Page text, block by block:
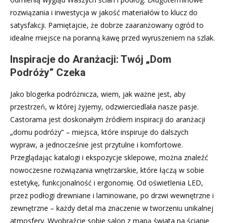
rozwiązania i inwestycja w jakość materiałów to klucz do
satysfakcji. Pamiętajcie, że dobrze zaaranżowany ogród to
idealne miejsce na poranną kawę przed wyruszeniem na szlak.
Inspiracje do Aranżacji: Twój „Dom
Podróży” Czeka
Jako blogerka podróżnicza, wiem, jak ważne jest, aby
przestrzeń, w której żyjemy, odzwierciedlała nasze pasje.
Castorama jest doskonałym źródłem inspiracji do aranżacji
„domu podróży” – miejsca, które inspiruje do dalszych
wypraw, a jednocześnie jest przytulne i komfortowe.
Przeglądając katalogi i ekspozycje sklepowe, można znaleźć
nowoczesne rozwiązania wnętrzarskie, które łączą w sobie
estetykę, funkcjonalność i ergonomię. Od oświetlenia LED,
przez podłogi drewniane i laminowane, po drzwi wewnętrzne i
zewnętrzne – każdy detal ma znaczenie w tworzeniu unikalnej
atmosfery. Wyobraźcie sobie salon z mapą świata na ścianie